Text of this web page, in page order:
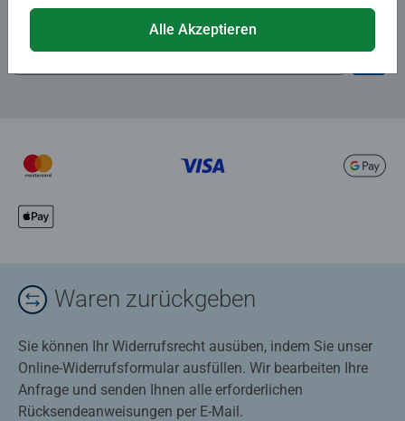
... und 5 € Gutschein sichern!
Waren zurückgeben
Sie können Ihr Widerrufsrecht ausüben, indem Sie unser
Online-Widerrufsformular ausfüllen. Wir bearbeiten Ihre
Anfrage und senden Ihnen alle erforderlichen
Rücksendeanweisungen per E-Mail.
Alle Akzeptieren